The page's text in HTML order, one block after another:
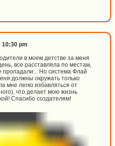
10:30 pm
в моем детстве за меня
все расставляла по местам,
пропадали... Но система Флай
должны окружать только
мне легко избавляться от
что делает мою жизнь
Спасибо создателям!